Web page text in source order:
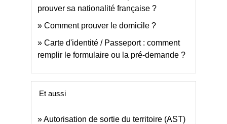
prouver sa nationalité française ?
Comment prouver le domicile ?
Carte d'identité / Passeport : comment
remplir le formulaire ou la pré-demande ?
Et aussi
Autorisation de sortie du territoire (AST)